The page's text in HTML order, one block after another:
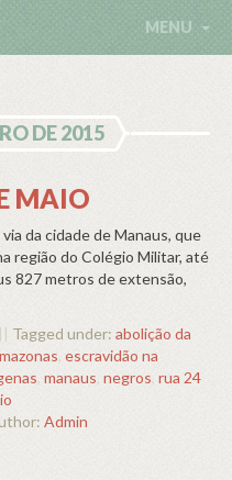
MENU
DE 2015
MAIO
da cidade de Manaus, que
região do Colégio Militar, até
827 metros de extensão,
|| Tagged under: abolição da
, escravidão na
, manaus, negros, rua 24
Admin